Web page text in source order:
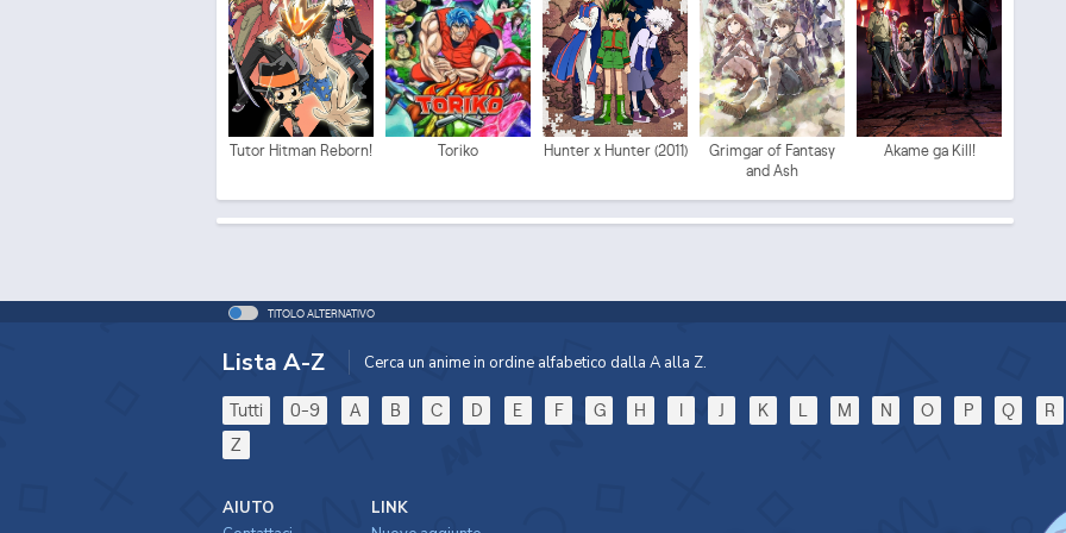
Tutor Hitman Reborn! Toriko Hunter x Hunter (2011)
Grimgar of Fantasy
and Ash
Akame ga Kill!
TITOLO ALTERNATIVO
Lista A-Z Cerca un anime in ordine alfabetico dalla A alla Z.
Tutti 0-9 A B C D E F G H I J K L M N O P Q R
Z
AIUTO
LINK